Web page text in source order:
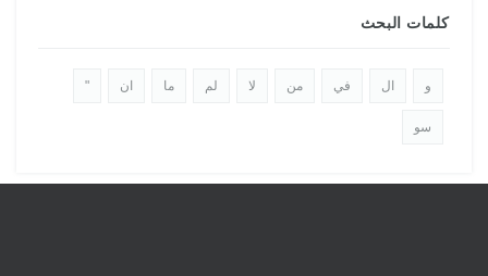
كلمات البحث
و ال في من لا لم ما ان "
سو